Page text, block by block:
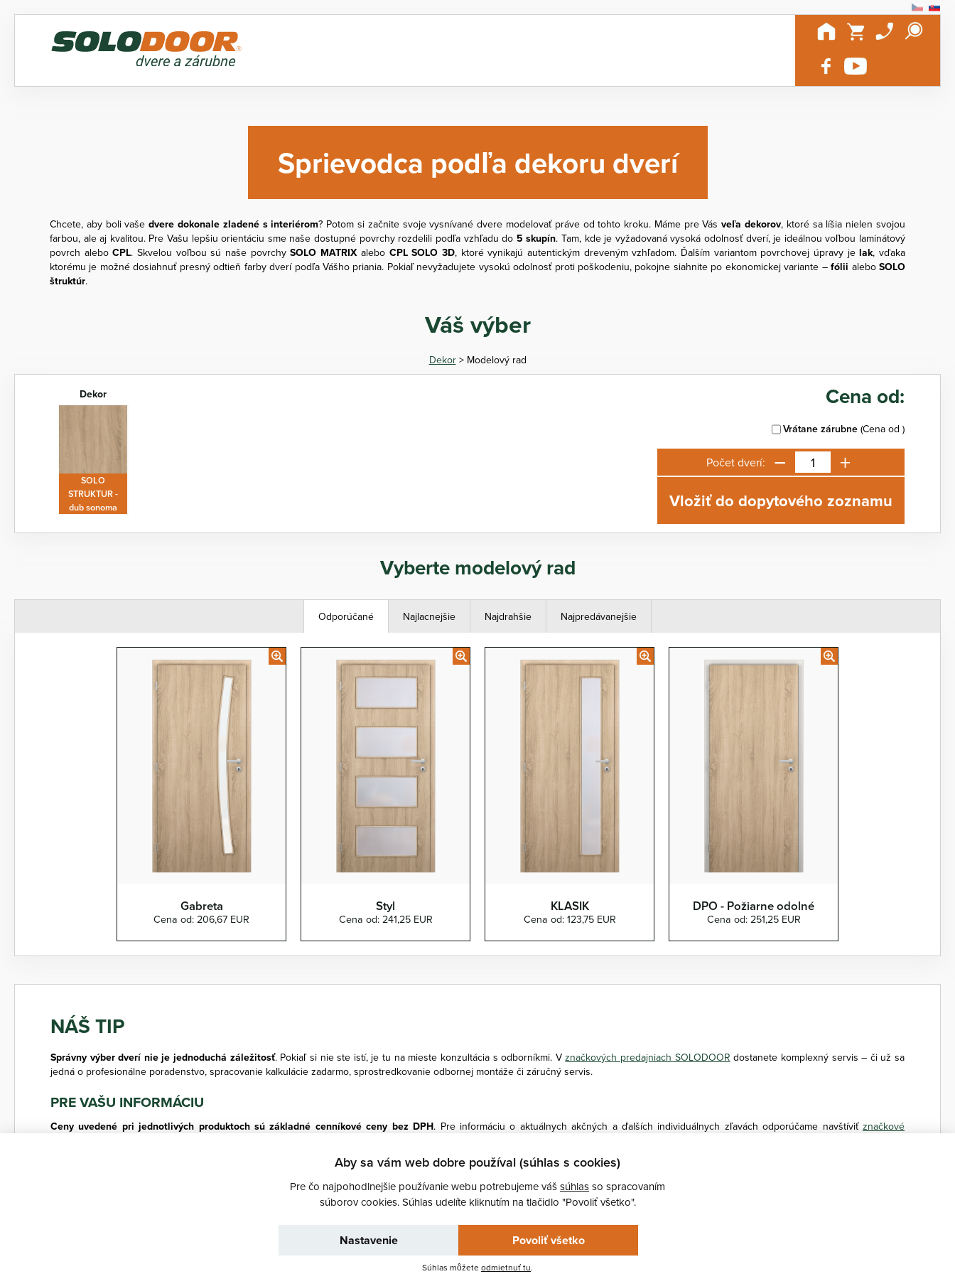
Sprievodca podľa dekoru dverí
Chcete, aby boli vašedvere dokonale zladené s interiérom? Potom si začnite svoje vysnívané dvere modelovať práve od tohto kroku. Máme pre Vásveľa dekorov, ktoré sa líšia nielen svojou
farbou, ale aj kvalitou. Pre Vašu lepšiu orientáciu sme naše dostupné povrchy rozdelili podľa vzhľadu do 5 skupín. Tam, kde je vyžadovaná vysoká odolnosť dverí, je ideálnou voľbou laminátový
povrch aleboCPL. Skvelou voľbou sú naše povrchySOLO MATRIXalebo CPL SOLO 3D, ktoré vynikajú autentickým dreveným vzhľadom. Ďalším variantom povrchovej úpravy jelak, vďaka
ktorému je možné dosiahnuť presný odtieň farby dverí podľa Vášho priania. Pokiaľ nevyžadujete vysokú odolnosť proti poškodeniu, pokojne siahnite po ekonomickej variante –fólii aleboSOLO
štruktúr.
Váš výber
Dekor> Modelový rad
Dekor
SOLO
STRUKTUR -
dub sonoma
Cena od:
Vrátane zárubne (Cena od )
Počet dverí: − +
Vložiť do dopytového zoznamu
Vyberte modelový rad
Odporúčané Najlacnejšie Najdrahšie Najpredávanejšie
Gabreta
Cena od: 206,67 EUR
Styl
Cena od: 241,25 EUR
KLASIK
Cena od: 123,75 EUR
DPO - Požiarne odolné
Cena od: 251,25 EUR
NÁŠ TIP
Správny výber dverí nie je jednoduchá záležitosť. Pokiaľ si nie ste istí, je tu na mieste konzultácia s odborníkmi. Vznačkových predajniach SOLODOOR dostanete komplexný servis – či už sa
jedná o profesionálne poradenstvo, spracovanie kalkulácie zadarmo, sprostredkovanie odbornej montáže či záručný servis.
PRE VAŠU INFORMÁCIU
Ceny uvedené pri jednotlivých produktoch sú základné cenníkové ceny bez DPH. Pre informáciu o aktuálnych akčných a ďalších individuálnych zľavách odporúčame navštíviťznačkové
dekorov a prevedenie produktov v tomto konfigurátore majú informatívny charakter av skutočnosti sa môžu líšiť.
Aby sa vám web dobre používal (súhlas s cookies)
Pre čo najpohodlnejšie používanie webu potrebujeme vášsúhlasso spracovaním
súborov cookies. Súhlas udelíte kliknutím na tlačidlo "Povoliť všetko".
Povoliť všetko
Nastavenie
Súhlas môžeteodmietnuť tu.